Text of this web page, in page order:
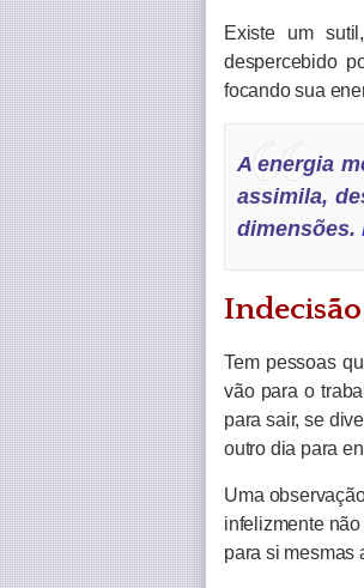
Existe um
despercebido
focando sua
A energia
assimila,
dimensões.
Tem pessoas
vão para o
para sair, se
outro dia para
Uma
infelizmente
para si mesmas